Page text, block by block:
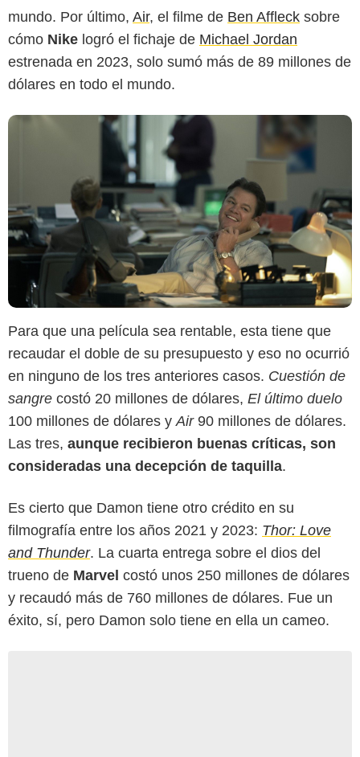
mundo. Por último, Air, el filme de Ben Affleck sobre
cómo Nike logró el fichaje de Michael Jordan
estrenada en 2023, solo sumó más de 89 millones de
dólares en todo el mundo.
Para que una película sea rentable, esta tiene que
recaudar el doble de su presupuesto y eso no ocurrió
en ninguno de los tres anteriores casos. Cuestión de
sangre costó 20 millones de dólares, El último duelo
100 millones de dólares yAir90 millones de dólares.
Las tres, aunque recibieron buenas críticas, son
consideradas una decepción de taquilla.
Es cierto que Damon tiene otro crédito en su
filmografía entre los años 2021 y 2023: Thor: Love
and Thunder. La cuarta entrega sobre el dios del
trueno de Marvel costó unos 250 millones de dólares
y recaudó más de 760 millones de dólares. Fue un
éxito, sí, pero Damon solo tiene en ella un cameo.